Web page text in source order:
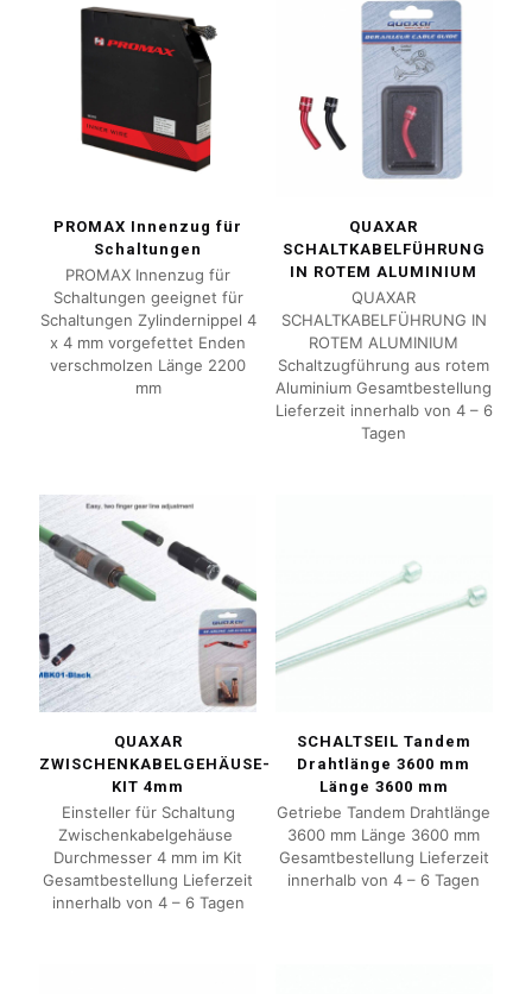
PROMAX Innenzug für
Schaltungen
PROMAX Innenzug für
Schaltungen geeignet für
Schaltungen Zylindernippel 4
x 4 mm vorgefettet Enden
verschmolzen Länge 2200
mm
QUAXAR
SCHALTKABELFÜHRUNG
IN ROTEM ALUMINIUM
QUAXAR
SCHALTKABELFÜHRUNG IN
ROTEM ALUMINIUM
Schaltzugführung aus rotem
Aluminium Gesamtbestellung
Lieferzeit innerhalb von 4 – 6
Tagen
QUAXAR
ZWISCHENKABELGEHÄUSE-
KIT 4mm
Einsteller für Schaltung
Zwischenkabelgehäuse
Durchmesser 4 mm im Kit
Gesamtbestellung Lieferzeit
innerhalb von 4 – 6 Tagen
SCHALTSEIL Tandem
Drahtlänge 3600 mm
Länge 3600 mm
Getriebe Tandem Drahtlänge
3600 mm Länge 3600 mm
Gesamtbestellung Lieferzeit
innerhalb von 4 – 6 Tagen